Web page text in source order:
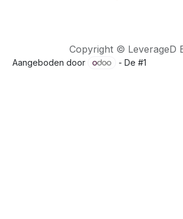
Copyright © LeverageD
Aangeboden door - De #1